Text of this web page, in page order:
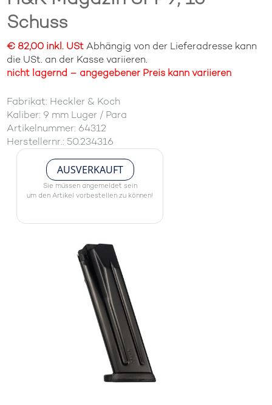
Schuss
€ 82,00 inkl. UStAbhängig von der Lieferadresse kann
die USt. an der Kasse variieren.
nicht lagernd – angegebener Preis kann variieren
Fabrikat: Heckler & Koch
Kaliber: 9 mm Luger / Para
Artikelnummer: 64312
Herstellernr.: 50.234316
AUSVERKAUFT
Sie müssen angemeldet sein
um den Artikel vorbestellen zu können!